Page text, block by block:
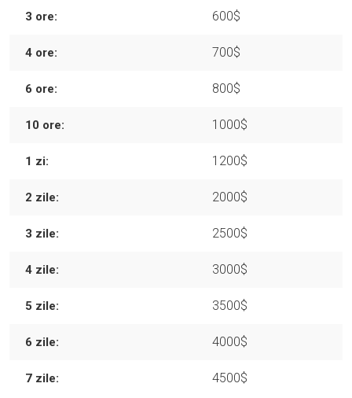
3 ore: 600$
4 ore: 700$
6 ore: 800$
10 ore: 1000$
1 zi: 1200$
2 zile: 2000$
3 zile: 2500$
4 zile: 3000$
5 zile: 3500$
6 zile: 4000$
7 zile: 4500$